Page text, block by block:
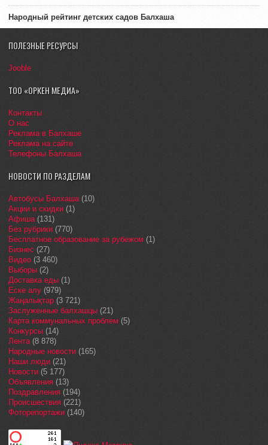
Народный рейтинг детских садов Балхаша
ПОЛЕЗНЫЕ РЕСУРСЫ
Jooble
ТОО «ОРКЕН МЕДИА»
Контакты
О нас
Реклама в Балхаше
Реклама на сайте
Телефоны Балхаша
НОВОСТИ ПО РАЗДЕЛАМ
Автобусы Балхаша(10)
Акции и скидки (1)
Афиша(131)
Без рубрики (770)
Бесплатное образование за рубежом (1)
Бизнес (27)
Видео (3 460)
Выборы (2)
Доставка еды (1)
Еске алу (979)
Жаңалықтар (3 721)
Заслуженные балхашцы (21)
Карта коммунальных проблем (5)
Конкурсы (14)
Лента(8 878)
Народные новости (165)
Наши люди (21)
Новости (5 177)
Объявления (13)
Поздравления (194)
Происшествия (221)
Фоторепортажи (140)